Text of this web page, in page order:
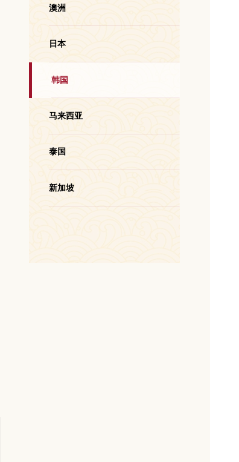
澳洲
日本
韩国
马来西亚
泰国
新加坡